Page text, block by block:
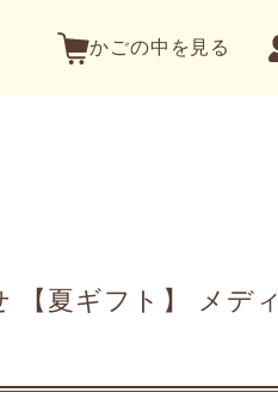
かごの中を見る
【夏ギフト】 メディ